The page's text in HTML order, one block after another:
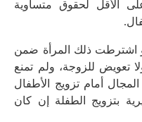
الأقل لحقوق متساوية
اشترطت ذلك المرأة ضمن
تعويض للزوجة، ولم تمنع
أمام تزويج الأطفال
بتزويج الطفلة إن كان